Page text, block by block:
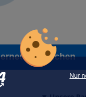
Nur
erneut versuchen